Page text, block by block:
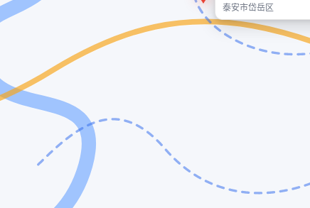
泰安市岱岳区